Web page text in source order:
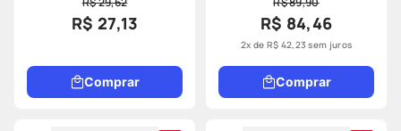
R$ 27,13
Comprar
R$ 84,46
2x de R$ 42,23 sem juros
Comprar